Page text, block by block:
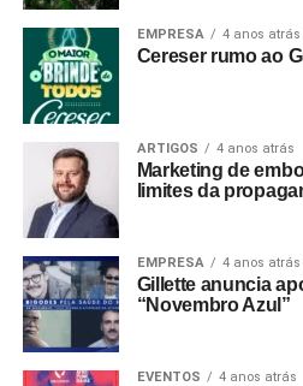
EMPRESA 4 anos atrás
Cereser rumo ao
ARTIGOS 4 anos atrás
Marketing de
limites da
EMPRESA 4 anos atrás
Gillette anuncia
“Novembro Azul”
EVENTOS 4 anos atrás